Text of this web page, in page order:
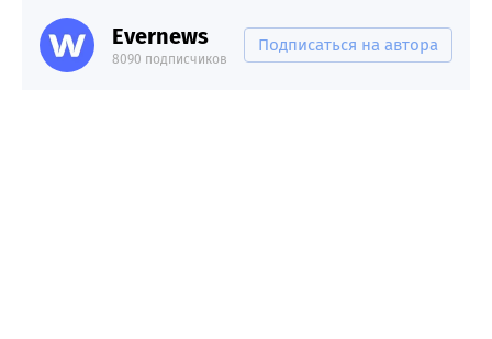
Evernews
8090 подписчиков
Подписаться на автора